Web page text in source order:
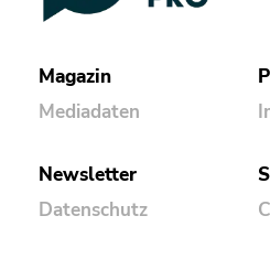
Magazin
Mediadaten
Newsletter
Datenschutz